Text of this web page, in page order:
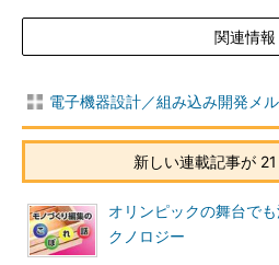
関連情報
電子機器設計／組み込み開発メ
新しい連載記事が
オリンピックの舞台で
クノロジー